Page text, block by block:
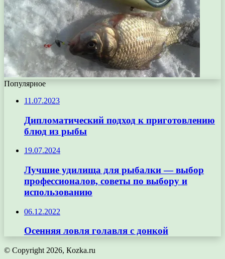
Популярное
11.07.2023
Дипломатический подход к приготовлению
блюд из рыбы
19.07.2024
Лучшие удилища для рыбалки — выбор
профессионалов, советы по выбору и
использованию
06.12.2022
Осенняя ловля голавля с донкой
© Copyright 2026, Кozka.ru